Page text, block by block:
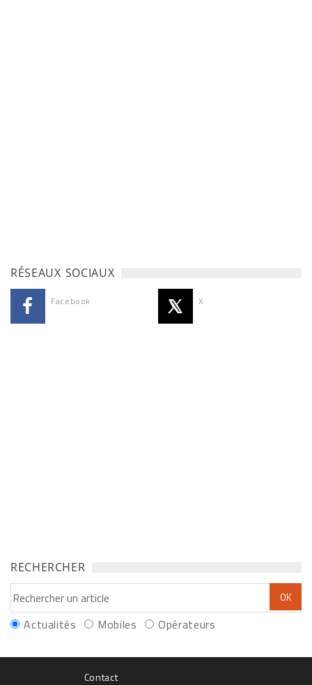
RÉSEAUX SOCIAUX
Facebook X
RECHERCHER
Actualités Mobiles Opérateurs
Contact